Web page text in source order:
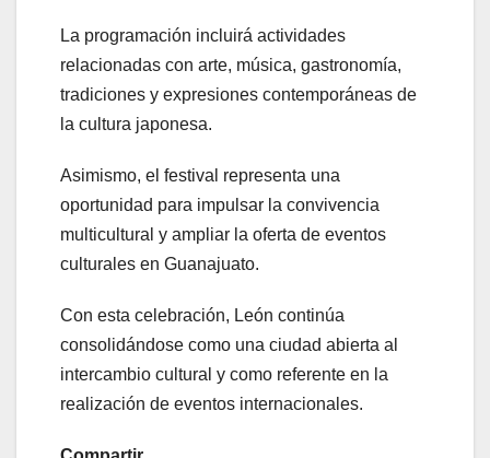
La programación incluirá actividades
relacionadas con arte, música, gastronomía,
tradiciones y expresiones contemporáneas de
la cultura japonesa.
Asimismo, el festival representa una
oportunidad para impulsar la convivencia
multicultural y ampliar la oferta de eventos
culturales en Guanajuato.
Con esta celebración, León continúa
consolidándose como una ciudad abierta al
intercambio cultural y como referente en la
realización de eventos internacionales.